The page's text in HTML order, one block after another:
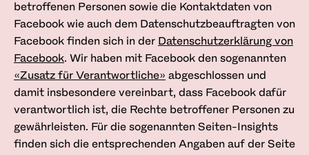
betroffenen Personen sowie die Kontaktdaten von
Facebook wie auch dem Datenschutzbeauftragten von
Facebook finden sich in der Datenschutzerklärung von
Facebook. Wir haben mit Facebook den sogenannten
«Zusatz für Verantwortliche» abgeschlossen und
damit insbesondere vereinbart, dass Facebook dafür
verantwortlich ist, die Rechte betroffener Personen zu
gewährleisten. Für die sogenannten Seiten-Insights
finden sich die entsprechenden Angaben auf der Seite